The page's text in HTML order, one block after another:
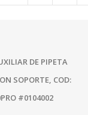
DE PIPETA
SOPORTE, COD:
#0104002